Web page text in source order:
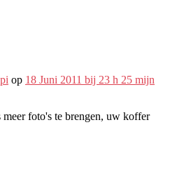
op 18 Juni 2011 bij 23 h 25 mijn
foto's te brengen, uw koffer